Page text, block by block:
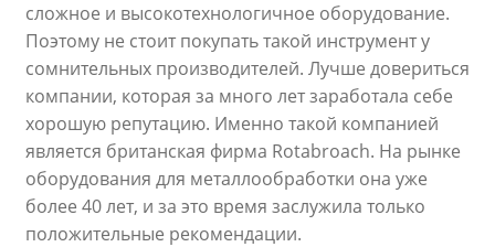
сложное и высокотехнологичное оборудование.
Поэтому не стоит покупать такой инструмент у
сомнительных производителей. Лучше довериться
компании, которая за много лет заработала себе
хорошую репутацию. Именно такой компанией
является британская фирма Rotabroach. На рынке
оборудования для металлообработки она уже
более 40 лет, и за это время заслужила только
положительные рекомендации.